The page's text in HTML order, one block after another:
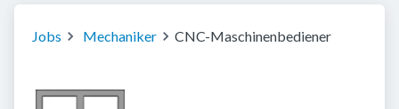
Jobs Mechaniker CNC-Maschinenbediener